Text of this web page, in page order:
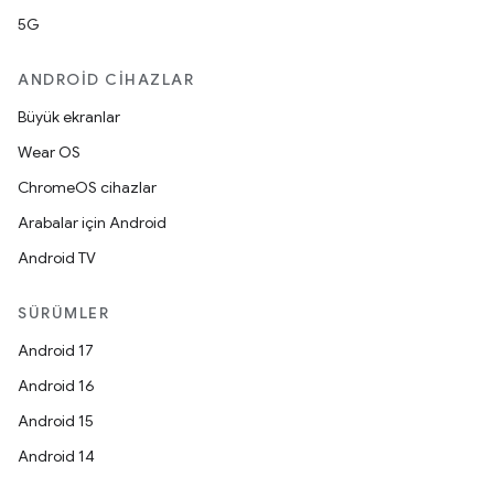
5G
ANDROID CIHAZLAR
Büyük ekranlar
Wear OS
ChromeOS cihazlar
Arabalar için Android
Android TV
SÜRÜMLER
Android 17
Android 16
Android 15
Android 14